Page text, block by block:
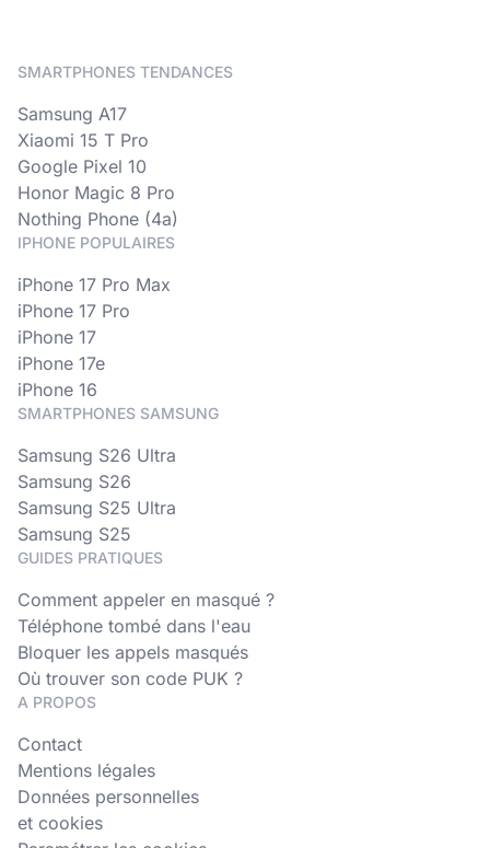
SMARTPHONES TENDANCES
Samsung A17
Xiaomi 15 T Pro
Google Pixel 10
Honor Magic 8 Pro
Nothing Phone (4a)
IPHONE POPULAIRES
iPhone 17 Pro Max
iPhone 17 Pro
iPhone 17
iPhone 17e
iPhone 16
SMARTPHONES SAMSUNG
Samsung S26 Ultra
Samsung S26
Samsung S25 Ultra
Samsung S25
GUIDES PRATIQUES
Comment appeler en masqué ?
Téléphone tombé dans l'eau
Bloquer les appels masqués
Où trouver son code PUK ?
A PROPOS
Contact
Mentions légales
Données personnelles
et cookies